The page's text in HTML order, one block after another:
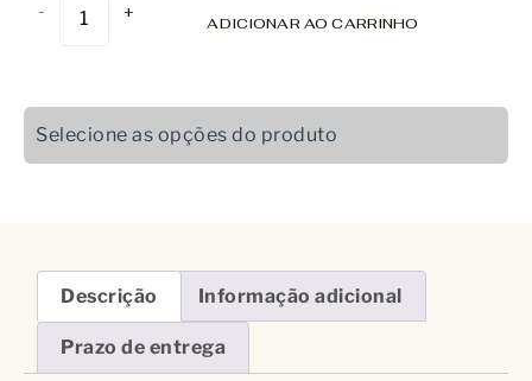
- +
ADICIONAR AO CARRINHO
Selecione as opções do produto
Descrição Informação adicional
Prazo de entrega